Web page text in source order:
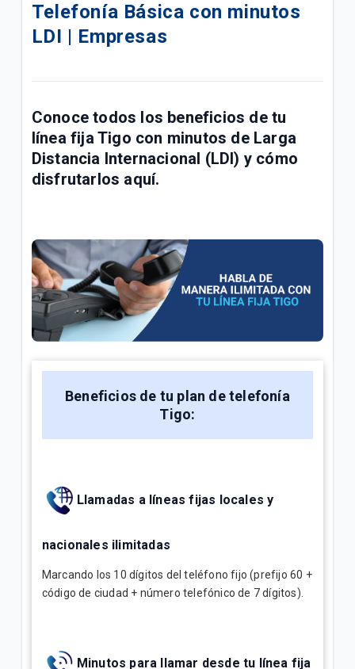
Conoce sobre el proceso de portabilidad a Tigo |
Empresas
Paga las facturas de servicios fijos y móviles Tigo
Business en una transacción | Empresas
Respaldo de Sitios, Bases de Datos, CMS y
Fallas y problemas para navegar en el Internet Tigo
| Empresas
¿Cuál es el número de cuenta de la factura Tigo? |
Empresas
¿Cómo hacer reposición de SIM en Tigo Business
Telefonía Básica con minutos
LDI | Empresas
Conoce todos los beneficios de tu
línea fija Tigo con minutos de Larga
Distancia Internacional (LDI) y cómo
disfrutarlos aquí.
Beneficios de tu plan de telefonía
Tigo:
Llamadas a líneas fijas locales y
nacionales ilimitadas
Marcando los 10 dígitos del teléfono fijo (prefijo 60 +
código de ciudad + número telefónico de 7 dígitos).
Minutos para llamar desde tu línea fija